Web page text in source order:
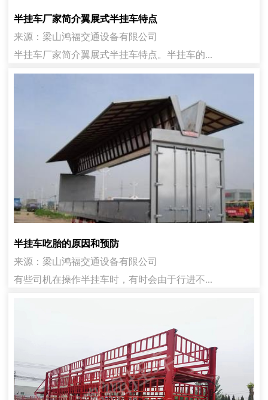
半挂车厂家简介翼展式半挂车特点
来源：梁山鸿福交通设备有限公司
半挂车厂家简介翼展式半挂车特点。半挂车的...
半挂车吃胎的原因和预防
来源：梁山鸿福交通设备有限公司
有些司机在操作半挂车时，有时会由于行进不...